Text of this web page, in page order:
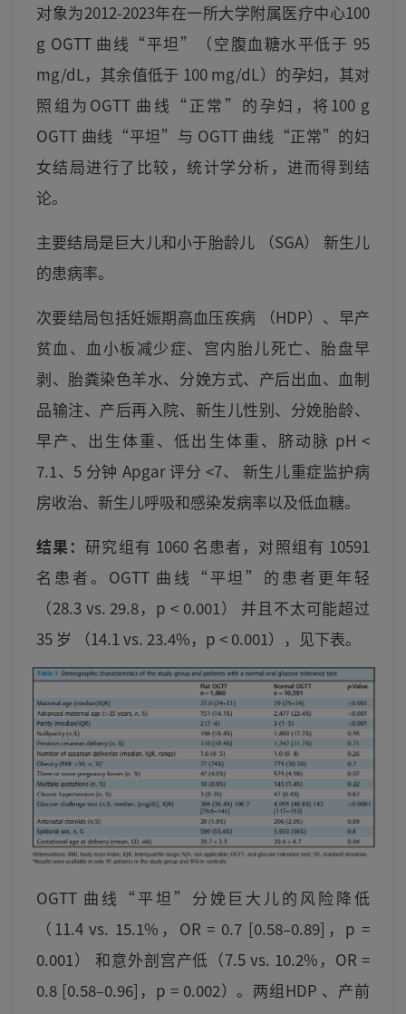
对象为2012-2023年在一所大学附属医疗中心100
g OGTT 曲线“平坦”（空腹血糖水平低于 95
mg/dL，其余值低于 100 mg/dL）的孕妇，其对
照组为OGTT 曲线“正常”的孕妇，将100 g
OGTT 曲线“平坦”与 OGTT 曲线“正常”的妇
女结局进行了比较，统计学分析，进而得到结
论。
主要结局是巨大儿和小于胎龄儿 （SGA） 新生儿
的患病率。
次要结局包括妊娠期高血压疾病 （HDP）、早产
贫血、血小板减少症、宫内胎儿死亡、胎盘早
剥、胎粪染色羊水、分娩方式、产后出血、血制
品输注、产后再入院、新生儿性别、分娩胎龄、
早产、出生体重、低出生体重、脐动脉 pH <
7.1、5 分钟 Apgar 评分 <7、 新生儿重症监护病
房收治、新生儿呼吸和感染发病率以及低血糖。
结果：研究组有 1060 名患者，对照组有 10591
名患者。OGTT 曲线“平坦”的患者更年轻
（28.3 vs. 29.8，p < 0.001） 并且不太可能超过
35 岁 （14.1 vs. 23.4%，p < 0.001），见下表。
OGTT 曲线“平坦”分娩巨大儿的风险降低
（11.4 vs. 15.1%，OR = 0.7 [0.58–0.89]，p =
0.001） 和意外剖宫产低（7.5 vs. 10.2%，OR =
0.8 [0.58–0.96]，p = 0.002）。两组HDP 、产前